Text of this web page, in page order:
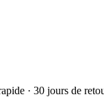
· 30 jours de